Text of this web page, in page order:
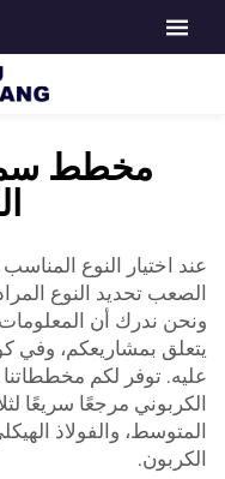
مخطط
عند اختيار النوع
الصعب تحديد النوع
ونحن ندرك أن المعلومات
يتعلق بمشاريعكم، وفي
عليه. توفر لكم
الكربوني مرجعًا سريعًا
المتوسط، والفولاذ
الكربون.